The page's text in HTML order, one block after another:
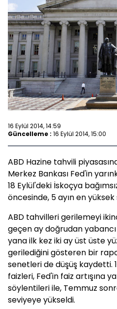
16 Eylül 2014, 14:59
Güncelleme : 16 Eylül 2014, 15:00
ABD Hazine tahvili
Merkez Bankası Fed'in
18 Eylül'deki İskoçya
öncesinde, 5 ayın en yüksek
ABD tahvilleri gerilemeyi
geçen ay doğrudan yabancı
yana ilk kez iki ay üst üste
gerilediğini gösteren bir
senetleri de düşüş kaydetti.
faizleri, Fed'in faiz artışına
söylentileri ile, Temmuz
seviyeye yükseldi.